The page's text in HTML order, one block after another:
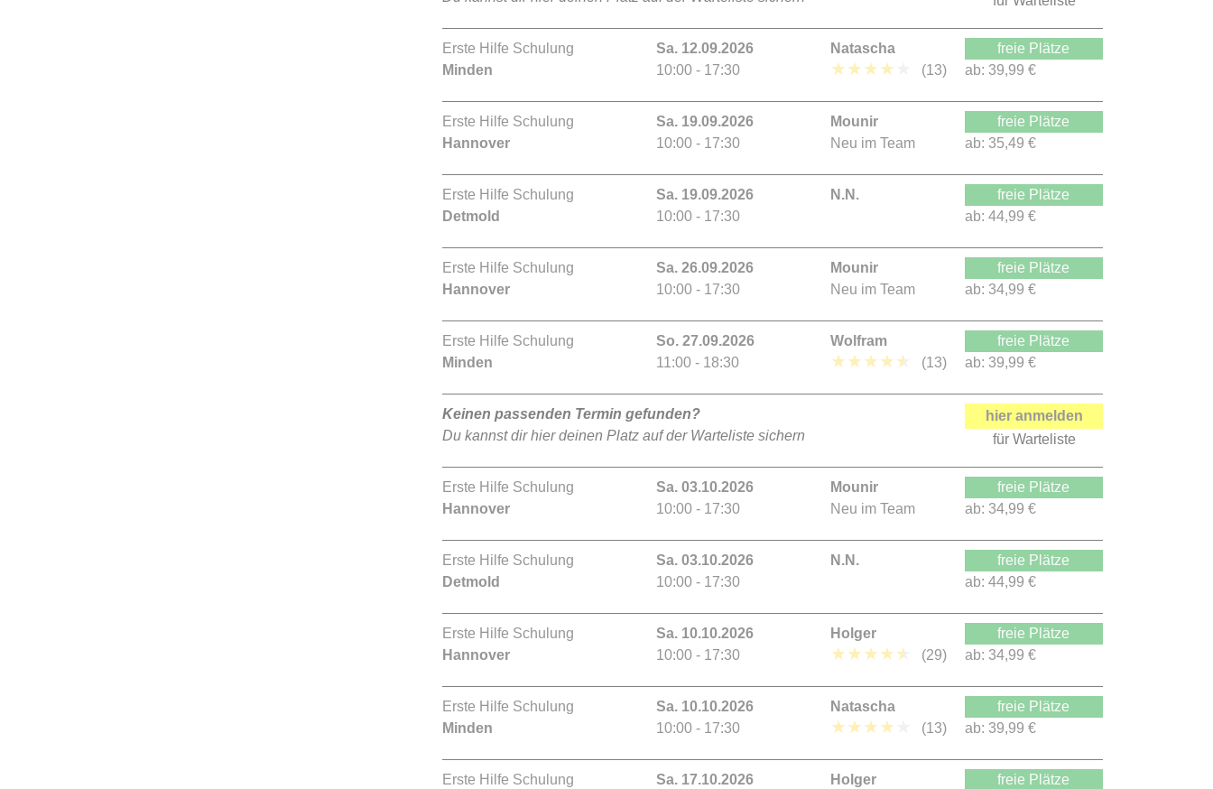
Erste Hilfe Schulung
Minden
Sa. 12.09.2026
10:00 - 17:30
Natascha
★★★★ (13)
freie Plätze
ab: 39,99 €
Erste Hilfe Schulung
Hannover
Sa. 19.09.2026
10:00 - 17:30
Mounir
Neu im Team
freie Plätze
ab: 35,49 €
Erste Hilfe Schulung
Detmold
Sa. 19.09.2026
10:00 - 17:30
N.N.
freie Plätze
ab: 44,99 €
Erste Hilfe Schulung
Hannover
Sa. 26.09.2026
10:00 - 17:30
Mounir
Neu im Team
freie Plätze
ab: 34,99 €
Erste Hilfe Schulung
Minden
So. 27.09.2026
11:00 - 18:30
Wolfram
★★★★★ (13)
freie Plätze
ab: 39,99 €
Keinen passenden Termin gefunden?
Du kannst dir hier deinen Platz auf der Warteliste sichern
hier anmelden
für Warteliste
Erste Hilfe Schulung
Hannover
Sa. 03.10.2026
10:00 - 17:30
Mounir
Neu im Team
freie Plätze
ab: 34,99 €
Erste Hilfe Schulung
Detmold
Sa. 03.10.2026
10:00 - 17:30
N.N.
freie Plätze
ab: 44,99 €
Erste Hilfe Schulung
Hannover
Sa. 10.10.2026
10:00 - 17:30
Holger
★★★★★ (29)
freie Plätze
ab: 34,99 €
Erste Hilfe Schulung
Minden
Sa. 10.10.2026
10:00 - 17:30
Natascha
★★★★ (13)
freie Plätze
ab: 39,99 €
Erste Hilfe Schulung
Sa. 17.10.2026
Holger
freie Plätze